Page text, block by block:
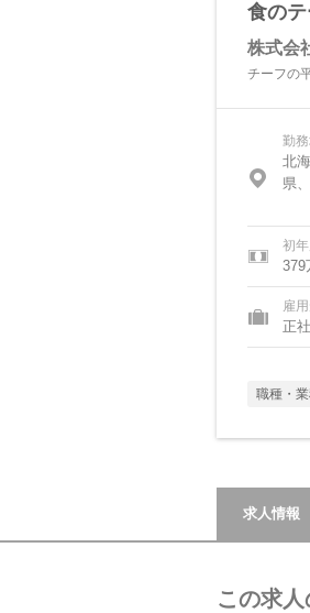
食の
株式会
チーフの
勤
北
県
初
379
雇
正
職種・
求人情報
この求人